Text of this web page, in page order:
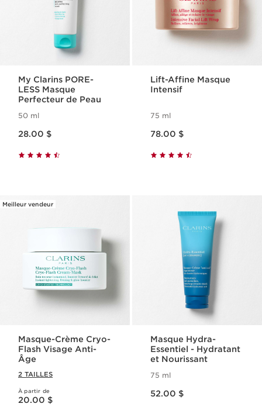
My Clarins PORE-
LESS Masque
Perfecteur de Peau
50 ml
28.00 $
Lift-Affine Masque
Intensif
75 ml
78.00 $
Meilleur vendeur
Masque-Crème Cryo-
Flash Visage Anti-
Âge
2 TAILLES
À partir de
Nouveau prix 20.00 $
20.00 $
Masque Hydra-
Essentiel - Hydratant
et Nourissant
75 ml
52.00 $